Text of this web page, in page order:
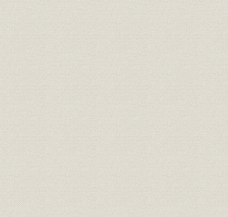
小学校教科書に関する希望に付
交通政策、自動車取締等に付
商法改正に付
納入機器並に売買契約に付
関税定率に付
電気機器の鉄道運賃に付
工場法、労働組合法等に付
各支部に於ける建議又は陳情
第二節 諮問答申
第三節 実行対策